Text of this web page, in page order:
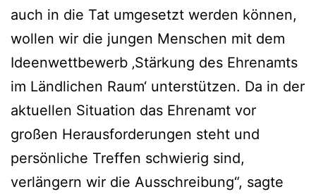
auch in die Tat umgesetzt werden können,
wollen wir die jungen Menschen mit dem
Ideenwettbewerb ‚Stärkung des Ehrenamts
im Ländlichen Raum‘ unterstützen. Da in der
aktuellen Situation das Ehrenamt vor
großen Herausforderungen steht und
persönliche Treffen schwierig sind,
verlängern wir die Ausschreibung“, sagte